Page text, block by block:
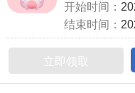
开始时间：
结束时间：
立即领取